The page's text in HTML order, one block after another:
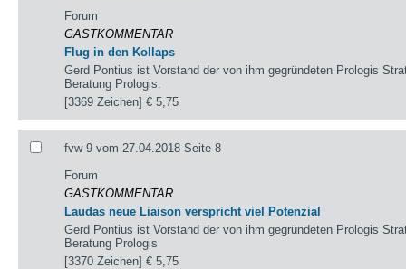
Forum
GASTKOMMENTAR
Flug in den Kollaps
Gerd Pontius ist Vorstand der von ihm gegründeten Prologis
Beratung Prologis.
[3369 Zeichen]€ 5,75
fvw 9 vom 27.04.2018 Seite 8
Forum
GASTKOMMENTAR
Laudas neue Liaison verspricht viel Potenzial
Gerd Pontius ist Vorstand der von ihm gegründeten Prologis
Beratung Prologis
[3370 Zeichen]€ 5,75